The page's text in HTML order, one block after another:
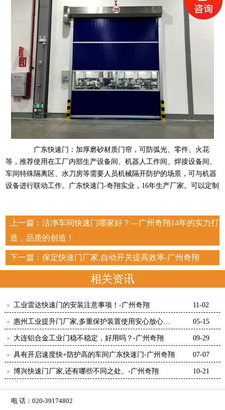
广东快速门：加厚磨砂材质门帘，可防弧光、零件、火花
等，推荐使用在工厂内部生产设备间、机器人工作间、焊接设备间、
车间特殊隔离区、水刀房等需要人员机械隔开防护的场景，可与机器
设备进行联动工作。广东快速门-奇翔实业，16年生产厂家。可以定制
上一篇： 洁净车间快速门哪家好？—广州奇翔14年的实力打
造，品质的创造！
下一篇： 保定快速门厂家,自动开关提高效率-广州奇翔
相关资讯
工业雷达快速门的安装注意事项！-广州奇翔 11-02
惠州工业提升门厂家,多重保护装置使用安心放心！
【广州奇翔】
05-15
大连铝合金工业门稳不稳定，好用吗？-广州奇翔 09-29
具有开启速度快+防护高的车间广东快速门-广州奇翔 07-07
博兴快速门厂家,还有哪些不同之处。-广州奇翔 10-21
电 话：020-39174802